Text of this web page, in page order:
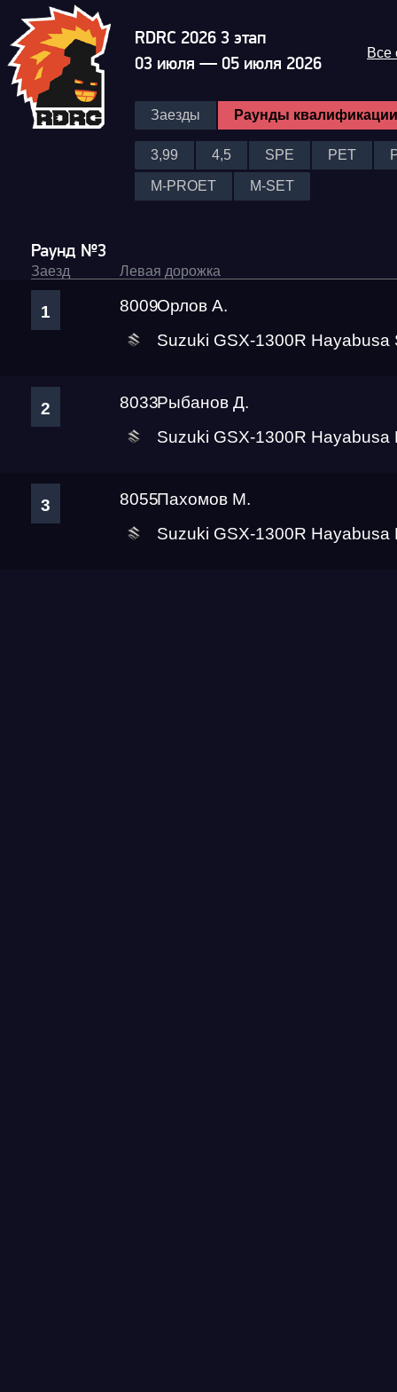
RDRC 2026 3 этап
03 июля — 05 июля 2026
Все
Заезды Раунды квалификации
3,99 4,5 SPE PET
M-PROET M-SET
Раунд №3
Заезд Левая дорожка
1 8009Орлов А.
Suzuki GSX-1300R Hayabusa
2 8033Рыбанов Д.
Suzuki GSX-1300R Hayabusa
3 8055Пахомов М.
Suzuki GSX-1300R Hayabusa